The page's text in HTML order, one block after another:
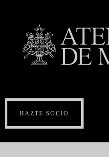
HAZTE SOCIO